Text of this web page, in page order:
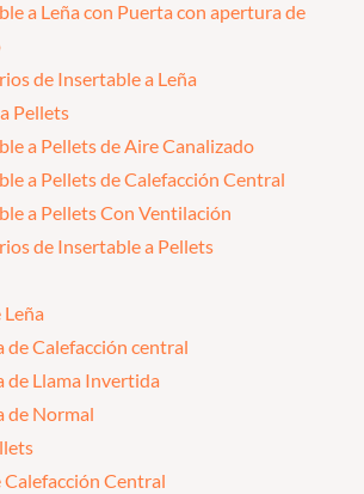
a Leña con Puerta con apertura de
de Insertable a Leña
Pellets
a Pellets de Aire Canalizado
a Pellets de Calefacción Central
a Pellets Con Ventilación
de Insertable a Pellets
Leña
de Calefacción central
de Llama Invertida
de Normal
Calefacción Central